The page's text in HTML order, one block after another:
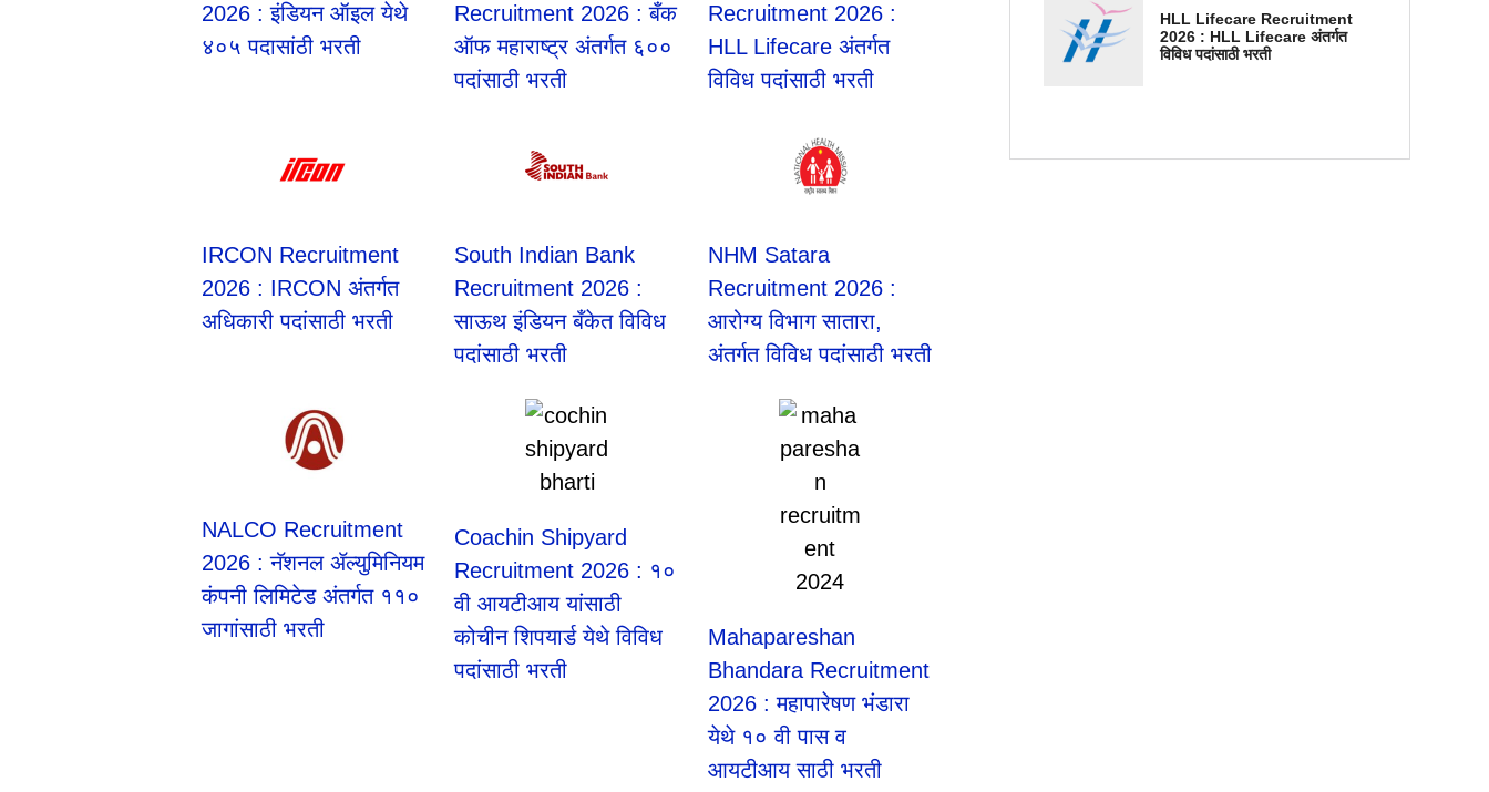
2026 : इंडियन ऑइल येथे
४०५ पदासांठी भरती
Recruitment 2026 : बँक
ऑफ महाराष्ट्र अंतर्गत ६००
पदांसाठी भरती
Recruitment 2026 :
HLL Lifecare अंतर्गत
विविध पदांसाठी भरती
IRCON Recruitment
2026 : IRCON अंतर्गत
अधिकारी पदांसाठी भरती
South Indian Bank
Recruitment 2026 :
साऊथ इंडियन बँकेत विविध
पदांसाठी भरती
NHM Satara
Recruitment 2026 :
आरोग्य विभाग सातारा,
अंतर्गत विविध पदांसाठी भरती
NALCO Recruitment
2026 : नॅशनल ॲल्युमिनियम
कंपनी लिमिटेड अंतर्गत ११०
जागांसाठी भरती
Coachin Shipyard
Recruitment 2026 : १०
वी आयटीआय यांसाठी
कोचीन शिपयार्ड येथे विविध
पदांसाठी भरती
Mahapareshan
Bhandara Recruitment
2026 : महापारेषण भंडारा
येथे १० वी पास व
आयटीआय साठी भरती
HLL Lifecare Recruitment
2026 : HLL Lifecare अंतर्गत
विविध पदांसाठी भरती